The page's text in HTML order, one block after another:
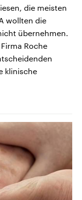
die meisten
wollten die
übernehmen.
Roche
klinische